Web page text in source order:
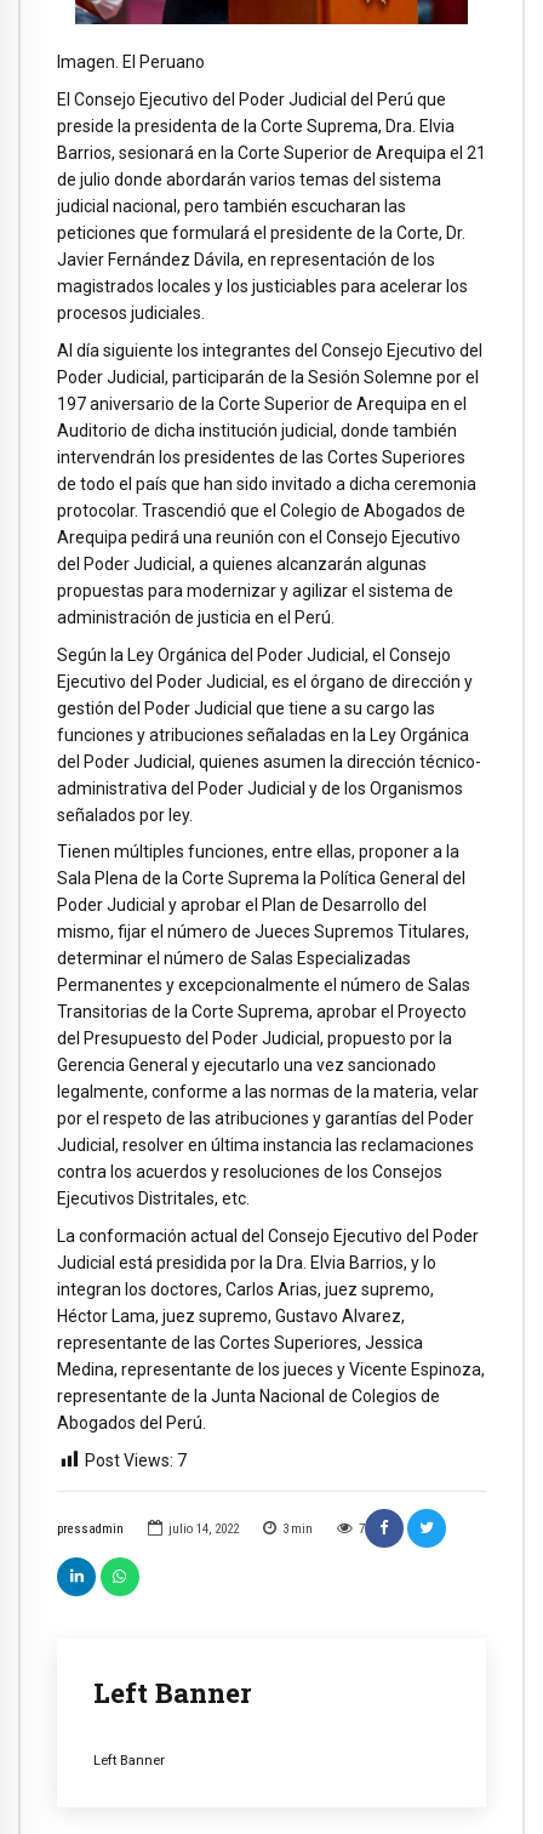
pressadmin julio 14, 2022 3 min 7
Left Banner
Left Banner
Imagen. El Peruano
El Consejo Ejecutivo del Poder Judicial del Perú que
preside la presidenta de la Corte Suprema, Dra. Elvia
Barrios, sesionará en la Corte Superior de Arequipa el 21
de julio donde abordarán varios temas del sistema
judicial nacional, pero también escucharan las
peticiones que formulará el presidente de la Corte, Dr.
Javier Fernández Dávila, en representación de los
magistrados locales y los justiciables para acelerar los
procesos judiciales.
Al día siguiente los integrantes del Consejo Ejecutivo del
Poder Judicial, participarán de la Sesión Solemne por el
197 aniversario de la Corte Superior de Arequipa en el
Auditorio de dicha institución judicial, donde también
intervendrán los presidentes de las Cortes Superiores
de todo el país que han sido invitado a dicha ceremonia
protocolar. Trascendió que el Colegio de Abogados de
Arequipa pedirá una reunión con el Consejo Ejecutivo
del Poder Judicial, a quienes alcanzarán algunas
propuestas para modernizar y agilizar el sistema de
administración de justicia en el Perú.
Según la Ley Orgánica del Poder Judicial, el Consejo
Ejecutivo del Poder Judicial, es el órgano de dirección y
gestión del Poder Judicial que tiene a su cargo las
funciones y atribuciones señaladas en la Ley Orgánica
del Poder Judicial, quienes asumen la dirección técnico-
administrativa del Poder Judicial y de los Organismos
señalados por ley.
Tienen múltiples funciones, entre ellas, proponer a la
Sala Plena de la Corte Suprema la Política General del
Poder Judicial y aprobar el Plan de Desarrollo del
mismo, fijar el número de Jueces Supremos Titulares,
determinar el número de Salas Especializadas
Permanentes y excepcionalmente el número de Salas
Transitorias de la Corte Suprema, aprobar el Proyecto
del Presupuesto del Poder Judicial, propuesto por la
Gerencia General y ejecutarlo una vez sancionado
legalmente, conforme a las normas de la materia, velar
por el respeto de las atribuciones y garantías del Poder
Judicial, resolver en última instancia las reclamaciones
contra los acuerdos y resoluciones de los Consejos
Ejecutivos Distritales, etc.
La conformación actual del Consejo Ejecutivo del Poder
Judicial está presidida por la Dra. Elvia Barrios, y lo
integran los doctores, Carlos Arias, juez supremo,
Héctor Lama, juez supremo, Gustavo Alvarez,
representante de las Cortes Superiores, Jessica
Medina, representante de los jueces y Vicente Espinoza,
representante de la Junta Nacional de Colegios de
Abogados del Perú.
Post Views: 7